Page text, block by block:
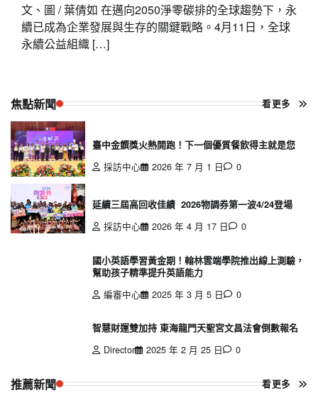
文、圖 / 葉倩如 在邁向2050淨零碳排的全球趨勢下，永
續已成為企業發展與生存的關鍵戰略。4月11日，全球
永續公益組織 […]
焦點新聞 看更多
臺中金饌獎火熱開跑！下一個優質餐飲得主就是您
採訪中心
2026 年 7 月 1 日 0
延續三屆高回收佳績 2026物調券第一波4/24登場
採訪中心
2026 年 4 月 17 日 0
國小英語學習黃金期！翰林雲端學院推出線上測驗，
幫助孩子精準提升英語能力
編審中心
2025 年 3 月 5 日 0
智慧財運雙加持 東海龍門天聖宮文昌法會倒數報名
Director
2025 年 2 月 25 日 0
推薦新聞 看更多